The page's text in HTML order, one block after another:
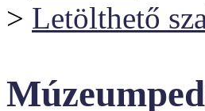
> Letölthető